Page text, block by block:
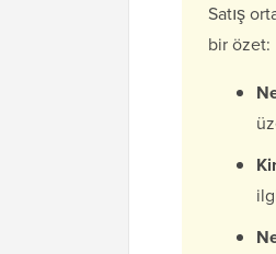
Satış
bir özet: